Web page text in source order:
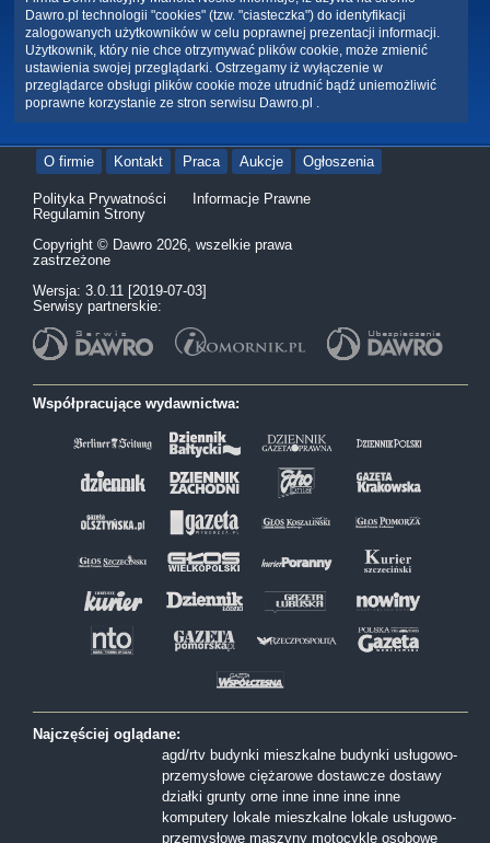
Dawro.pl technologii "cookies" (tzw. "ciasteczka") do identyfikacji
zalogowanych użytkowników w celu poprawnej prezentacji informacji.
Użytkownik, który nie chce otrzymywać plików cookie, może zmienić
ustawienia swojej przeglądarki. Ostrzegamy iż wyłączenie w
przeglądarce obsługi plików cookie może utrudnić bądź uniemożliwić
poprawne korzystanie ze stron serwisu Dawro.pl .
O firmie Kontakt Praca Aukcje Ogłoszenia
Polityka Prywatności
Informacje Prawne
Regulamin Strony
Copyright © Dawro 2026, wszelkie prawa
zastrzeżone
Wersja: 3.0.11 [2019-07-03]
Serwisy partnerskie:
Współpracujące wydawnictwa:
Najczęściej oglądane:
agd/rtv budynki mieszkalne budynki usługowo-
przemysłowe ciężarowe dostawcze dostawy
działki grunty orne inne inne inne inne
komputery lokale mieszkalne lokale usługowo-
przemysłowe maszyny motocykle osobowe